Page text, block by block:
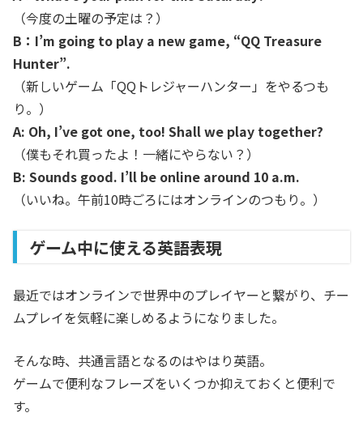
（今度の土曜の予定は？）
B：I’m going to play a new game, “QQ Treasure
Hunter”.
（新しいゲーム「QQトレジャーハンター」をやるつも
り。）
A: Oh, I’ve got one, too! Shall we play together?
（僕もそれ買ったよ！一緒にやらない？）
B: Sounds good. I’ll be online around 10 a.m.
（いいね。午前10時ごろにはオンラインのつもり。）
ゲーム中に使える英語表現
最近ではオンラインで世界中のプレイヤーと繋がり、チー
ムプレイを気軽に楽しめるようになりました。
そんな時、共通言語となるのはやはり英語。
ゲームで便利なフレーズをいくつか抑えておくと便利で
す。